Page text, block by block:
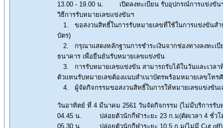
13.00 - 19.00 น. เปิดลงทะเบียน รับอุปกรณ์การแ
วิธีการรับหมายเลขแข่งขันฯ
1. ขอสงวนสิทธิ์ในการรับหมายเลขที่ใช้ในการแข่งขันสำ
บัตร)
2. กรุณาแสดงหลักฐานการชำระเงินจากช่องทางลงทะเ
ธนาคาร เพื่อยืนยันรับหมายเลขแข่งขัน
3. การรับหมายเลขแข่งขัน สามารถรับได้ในวันและเวล
ตัวแทนรับหมายเลขต้องแนบสำเนาบัตรพร้อมหมายเลขโท
4. ผู้จัดกิจกรรมขอสงวนสิทธิ์ในการให้หมายเลขแข่งขันเ
วันอาทิตย์ ที่ 4 มีนาคม 2561 วันจัดกิจกรรม (ไม่มีบริการรั
04.45 น. ปล่อยตัวนักกีฬาระยะ 23 ก.ม(ตัดเวลา 4 ชั่วโ
05.30 น. ปล่อยตัวนักกีฬาระยะ 10.5 ก.ม(ไม่มี Cut off)